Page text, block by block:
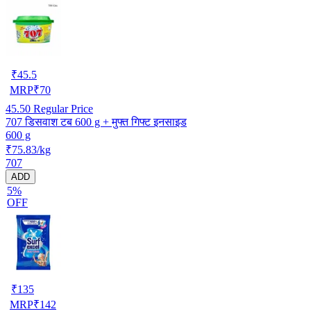
₹45.5
MRP₹70
45.50 Regular Price
707 डिसवाश टब 600 g + मुफ्त गिफ्ट इनसाइड
600 g
₹75.83/kg
707
ADD
5%
OFF
₹135
MRP₹142